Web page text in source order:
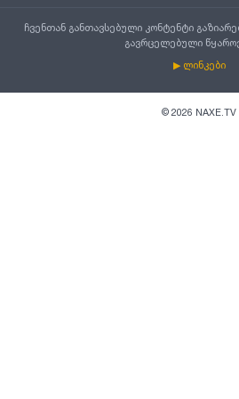
ჩვენთან განთავსებული კონტენტი
გავრცელებული
▶ ლინკები
© 2026 NAXE.TV